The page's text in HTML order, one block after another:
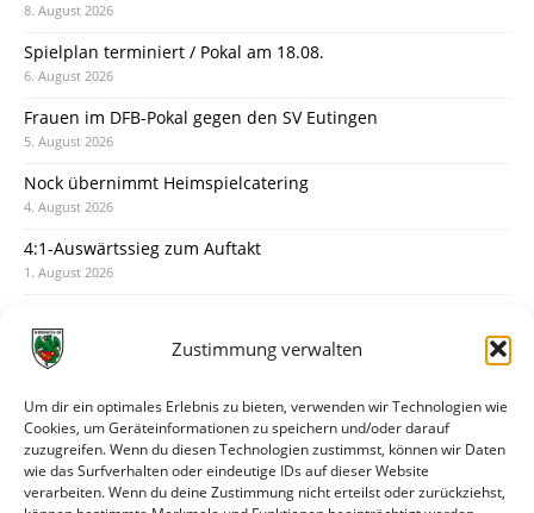
Zustimmung verwalten
Um dir ein optimales Erlebnis zu bieten, verwenden wir Technologien wie
Cookies, um Geräteinformationen zu speichern und/oder darauf
zuzugreifen. Wenn du diesen Technologien zustimmst, können wir Daten
wie das Surfverhalten oder eindeutige IDs auf dieser Website
verarbeiten. Wenn du deine Zustimmung nicht erteilst oder zurückziehst,
8. August 2026
Spielplan terminiert / Pokal am 18.08.
6. August 2026
Frauen im DFB-Pokal gegen den SV Eutingen
5. August 2026
Nock übernimmt Heimspielcatering
4. August 2026
4:1-Auswärtssieg zum Auftakt
1. August 2026
31. Juli 2026
30. Juli 2026
Deine Spielminute: 89+1
28. Juli 2026